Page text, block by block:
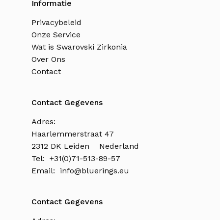
Informatie
Privacybeleid
Onze Service
Wat is Swarovski Zirkonia
Over Ons
Contact
Contact Gegevens
Adres:
Haarlemmerstraat 47
2312 DK Leiden Nederland
Tel: +31(0)71-513-89-57
Email: info@bluerings.eu
Contact Gegevens